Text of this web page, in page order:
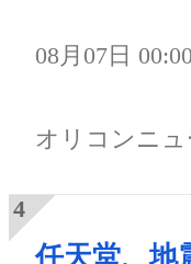
08月07日 00:00
オリコンニュ
任天堂、地